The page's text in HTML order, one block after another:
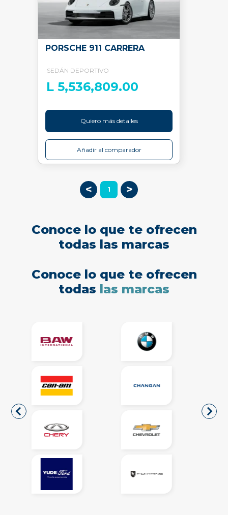
PORSCHE 911 CARRERA
SEDÁN DEPORTIVO
L 5,536,809.00
Quiero más detalles
Añadir al comparador
< 1 >
Conoce lo que te ofrecen
todas las marcas
Conoce lo que te ofrecen
todas las marcas